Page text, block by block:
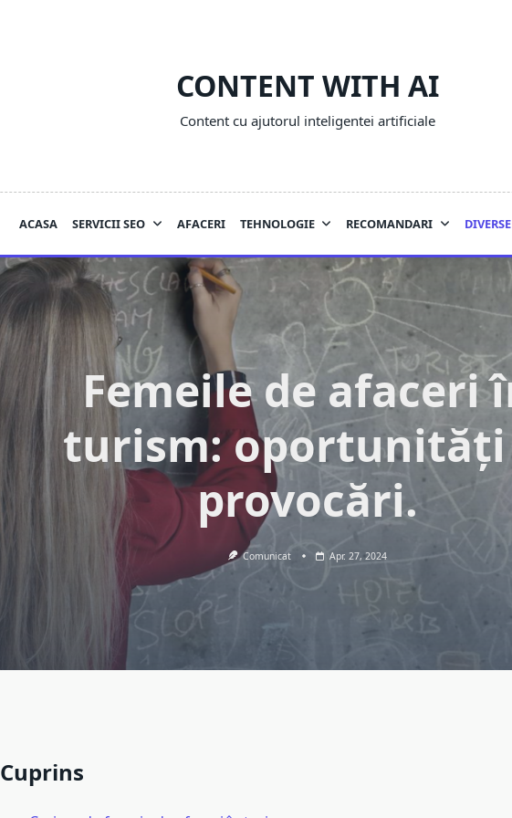
CONTENT WITH AI
Content cu ajutorul inteligentei artificiale
ACASA SERVICII SEO AFACERI TEHNOLOGIE RECOMANDARI DIVERSE
Femeile de afaceri
turism: oportunități
provocări.
Comunicat Apr. 27, 2024
Cuprins